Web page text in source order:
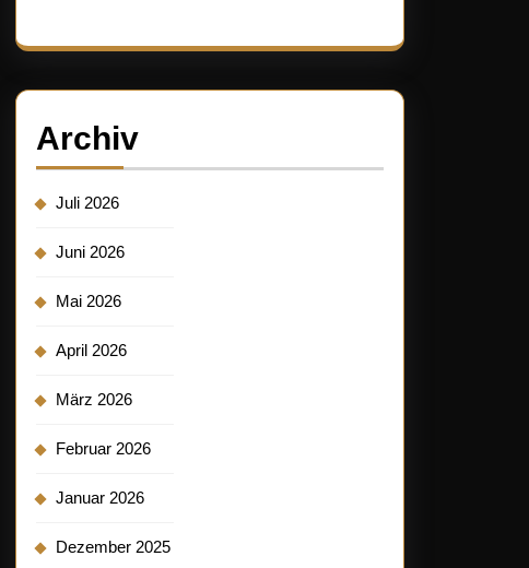
Archiv
Juli 2026
Juni 2026
Mai 2026
April 2026
März 2026
Februar 2026
Januar 2026
Dezember 2025